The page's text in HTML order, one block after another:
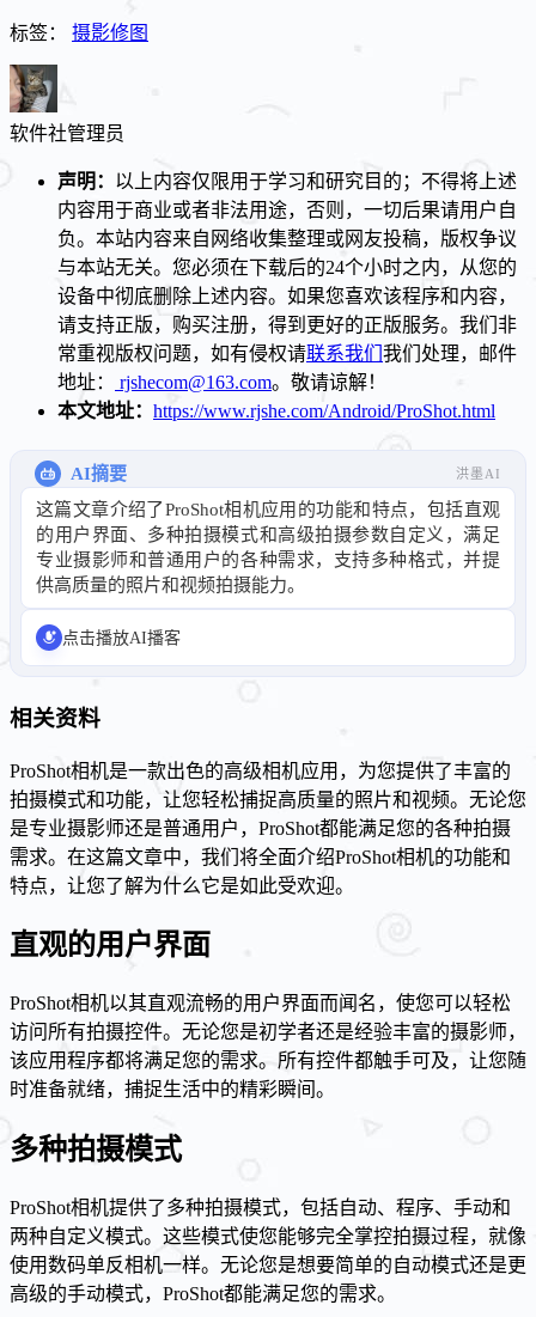
标签： 摄影修图
软件社管理员
声明： 以上内容仅限用于学习和研究目的；不得将上述
内容用于商业或者非法用途，否则，一切后果请用户自
负。本站内容来自网络收集整理或网友投稿，版权争议
与本站无关。您必须在下载后的24个小时之内，从您的
设备中彻底删除上述内容。如果您喜欢该程序和内容，
请支持正版，购买注册，得到更好的正版服务。我们非
常重视版权问题，如有侵权请联系我们 我们处理，邮件
地址：
rjshecom@163.com。敬请谅解！
本文地址： https://www.rjshe.com/Android/ProShot.html
AI摘要 洪墨AI
这篇文章介绍了ProShot相机应用的功能和特点，包括直观
的用户界面、多种拍摄模式和高级拍摄参数自定义，满足
专业摄影师和普通用户的各种需求，支持多种格式，并提
供高质量的照片和视频拍摄能力。
点击播放AI播客
相关资料
ProShot相机是一款出色的高级相机应用，为您提供了丰富的
拍摄模式和功能，让您轻松捕捉高质量的照片和视频。无论您
是专业摄影师还是普通用户，ProShot都能满足您的各种拍摄
需求。在这篇文章中，我们将全面介绍ProShot相机的功能和
特点，让您了解为什么它是如此受欢迎。
直观的用户界面
ProShot相机以其直观流畅的用户界面而闻名，使您可以轻松
访问所有拍摄控件。无论您是初学者还是经验丰富的摄影师，
该应用程序都将满足您的需求。所有控件都触手可及，让您随
时准备就绪，捕捉生活中的精彩瞬间。
多种拍摄模式
ProShot相机提供了多种拍摄模式，包括自动、程序、手动和
两种自定义模式。这些模式使您能够完全掌控拍摄过程，就像
使用数码单反相机一样。无论您是想要简单的自动模式还是更
高级的手动模式，ProShot都能满足您的需求。